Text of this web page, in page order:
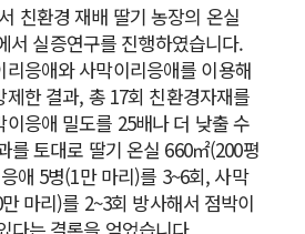
친환경 재배 딸기 농장의 온실
서 실증연구를 진행하였습니다.
응애와 사막이리응애를 이용해
한 결과, 총 17회 친환경자재를
응애 밀도를 25배나 더 낮출 수
를 토대로 딸기 온실 660㎡(200평
애 5병(1만 마리)를 3~6회, 사막
마리)를 2~3회 방사해서 점박이